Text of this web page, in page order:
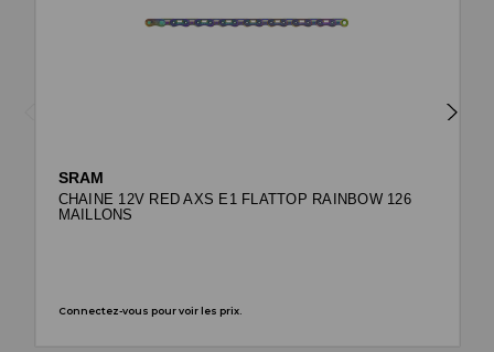
SRAM
CHAINE 12V RED AXS E1 FLATTOP RAINBOW 126
MAILLONS
Connectez-vous pour voir les prix.